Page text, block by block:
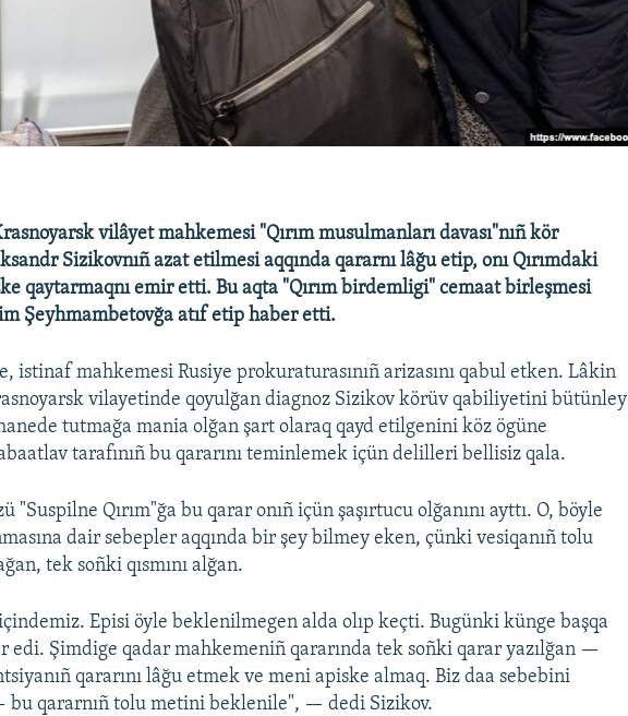
vilâyet mahkemesi "Qırım musulmanları davası"nıñ kör
Sizikovnıñ azat etilmesi aqqında qararnı lâğu etip, onı Qırımdaki
qaytarmaqnı emir etti. Bu aqta "Qırım birdemligi" cemaat birleşmesi
Şeyhmambetovğa atıf etip haber etti.
istinaf mahkemesi Rusiye prokuraturasınıñ arizasını qabul etken. Lâkin
vilayetinde qoyulğan diagnoz Sizikov körüv qabiliyetini bütünley
tutmağa mania olğan şart olaraq qayd etilgenini köz ögüne
tarafınıñ bu qararını teminlemek içün delilleri bellisiz qala.
"Suspilne Qırım"ğa bu qarar onıñ içün şaşırtucu olğanını ayttı. O, böyle
dair sebepler aqqında bir şey bilmey eken, çünki vesiqanıñ tolu
tek soñki qısmını alğan.
Episi öyle beklenilmegen alda olıp keçti. Bugünki künge başqa
edi. Şimdige qadar mahkemeniñ qararında tek soñki qarar yazılğan —
qararını lâğu etmek ve meni apiske almaq. Biz daa sebebini
qararnıñ tolu metini beklenile", — dedi Sizikov.